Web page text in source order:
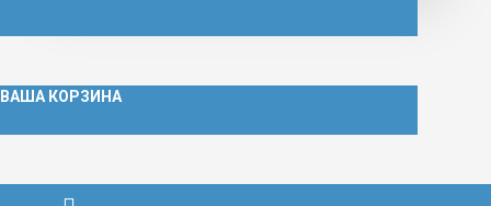
ВАША КОРЗИНА